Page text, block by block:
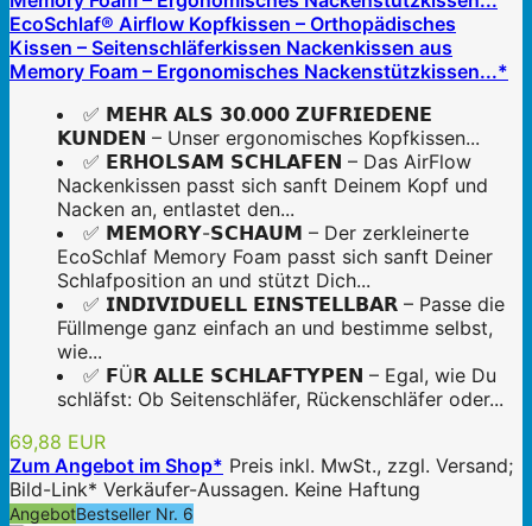
EcoSchlaf® Airflow Kopfkissen – Orthopädisches
Kissen – Seitenschläferkissen Nackenkissen aus
Memory Foam – Ergonomisches Nackenstützkissen...*
✅ 𝗠𝗘𝗛𝗥 𝗔𝗟𝗦 𝟯𝟬.𝟬𝟬𝟬 𝗭𝗨𝗙𝗥𝗜𝗘𝗗𝗘𝗡𝗘
𝗞𝗨𝗡𝗗𝗘𝗡 – Unser ergonomisches Kopfkissen...
✅ 𝗘𝗥𝗛𝗢𝗟𝗦𝗔𝗠 𝗦𝗖𝗛𝗟𝗔𝗙𝗘𝗡 – Das AirFlow
Nackenkissen passt sich sanft Deinem Kopf und
Nacken an, entlastet den...
✅ 𝗠𝗘𝗠𝗢𝗥𝗬-𝗦𝗖𝗛𝗔𝗨𝗠 – Der zerkleinerte
EcoSchlaf Memory Foam passt sich sanft Deiner
Schlafposition an und stützt Dich...
✅ 𝗜𝗡𝗗𝗜𝗩𝗜𝗗𝗨𝗘𝗟𝗟 𝗘𝗜𝗡𝗦𝗧𝗘𝗟𝗟𝗕𝗔𝗥 – Passe die
Füllmenge ganz einfach an und bestimme selbst,
wie...
✅ 𝗙Ü𝗥 𝗔𝗟𝗟𝗘 𝗦𝗖𝗛𝗟𝗔𝗙𝗧𝗬𝗣𝗘𝗡 – Egal, wie Du
schläfst: Ob Seitenschläfer, Rückenschläfer oder...
69,88 EUR
Zum Angebot im Shop* Preis inkl. MwSt., zzgl. Versand;
Bild-Link* Verkäufer-Aussagen. Keine Haftung
AngebotBestseller Nr. 6